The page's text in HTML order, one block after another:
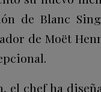
de Blanc
de Moët
el chef ha